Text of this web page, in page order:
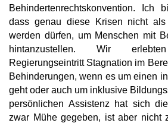
Behindertenrechtskonvention. Ich
dass genau diese Krisen nicht als
werden dürfen, um Menschen mit
hintanzustellen. Wir
Regierungseintritt Stagnation im
Behinderungen, wenn es um einen
geht oder auch um inklusive
persönlichen Assistenz hat sich
zwar Mühe gegeben, ist aber nicht